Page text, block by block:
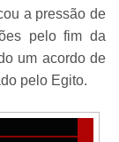
a pressão de
pelo fim da
um acordo de
pelo Egito.